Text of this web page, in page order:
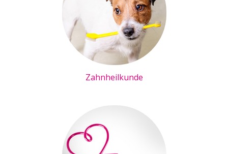
Zahnheilkunde